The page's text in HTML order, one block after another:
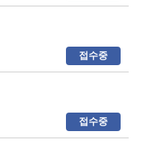
접수중
접수중